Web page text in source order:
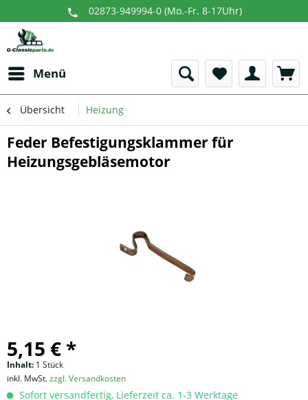
02873-949994-0 (Mo.-Fr. 8-17Uhr)
Menü
Übersicht Heizung
Feder Befestigungsklammer für
Heizungsgebläsemotor
5,15 € *
Inhalt: 1 Stück
inkl. MwSt.zzgl. Versandkosten
Sofort versandfertig, Lieferzeit ca. 1-3 Werktage